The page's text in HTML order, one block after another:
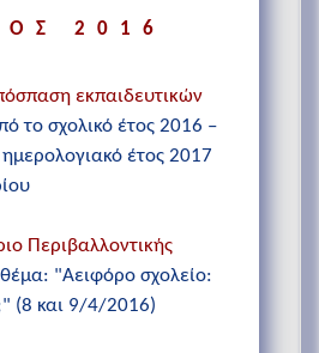
2016
εκπαιδευτικών
το σχολικό έτος 2016 –
έτος 2017
Περιβαλλοντικής
"Αειφόρο σχολείο:
(8 και 9/4/2016)